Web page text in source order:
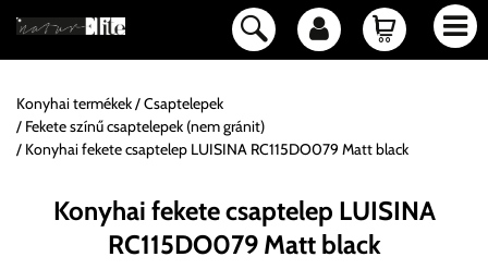
Konyhai termékek
Csaptelepek
Fekete színű csaptelepek (nem gránit)
Konyhai fekete csaptelep LUISINA RC115DO079 Matt black
Konyhai fekete csaptelep LUISINA
RC115DO079 Matt black